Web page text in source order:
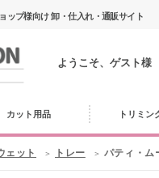
ップ様向け 卸・仕入れ・通販サイト
ようこそ、ゲスト様
カット用品 トリミン
ェット トレー パティ・ム